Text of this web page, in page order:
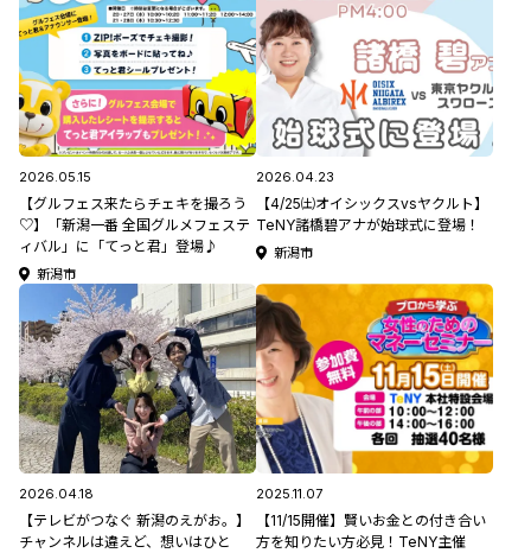
2026.05.15
【グルフェス来たらチェキを撮ろう
♡】「新潟一番 全国グルメフェステ
ィバル」に「てっと君」登場♪
新潟市
2026.04.23
【4/25㈯オイシックスvsヤクルト】
TeNY諸橋碧アナが始球式に登場！
新潟市
2026.04.18
【テレビがつなぐ 新潟のえがお。】
チャンネルは違えど、想いはひと
2025.11.07
【11/15開催】賢いお金との付き合い
方を知りたい方必見！TeNY主催